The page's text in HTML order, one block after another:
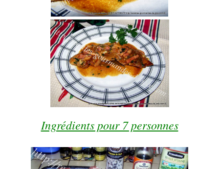
Ingrédients pour 7 personnes